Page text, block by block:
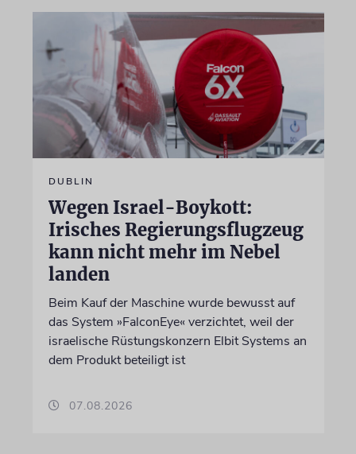
DUBLIN
Wegen Israel-Boykott:
Irisches Regierungsflugzeug
kann nicht mehr im Nebel
landen
Beim Kauf der Maschine wurde bewusst auf
das System »FalconEye« verzichtet, weil der
israelische Rüstungskonzern Elbit Systems an
dem Produkt beteiligt ist
07.08.2026